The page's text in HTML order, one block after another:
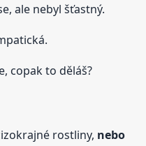
ale nebyl šťastný.
copak to děláš?
rostliny, nebo